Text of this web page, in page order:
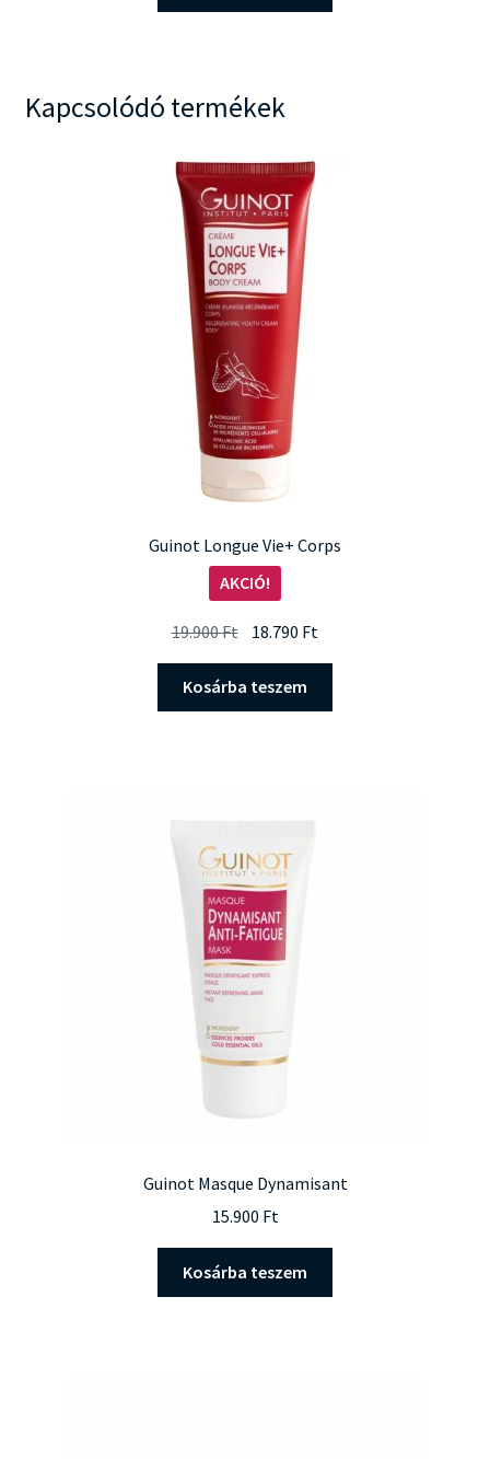
24.490 Ft. 23.690 Ft.
Kapcsolódó termékek
Guinot Longue Vie+ Corps
AKCIÓ!
19.900Ft Original
was:
19.900 Ft.
18.790 Ft
18.790 Ft.
Kosárba teszem
Guinot Masque Dynamisant
15.900 Ft
Kosárba teszem